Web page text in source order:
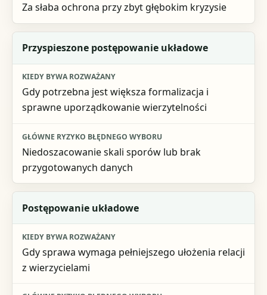
Za słaba ochrona przy zbyt głębokim kryzysie
Przyspieszone postępowanie układowe
Gdy potrzebna jest większa formalizacja i
sprawne uporządkowanie wierzytelności
Niedoszacowanie skali sporów lub brak
przygotowanych danych
Postępowanie układowe
Gdy sprawa wymaga pełniejszego ułożenia relacji
z wierzycielami